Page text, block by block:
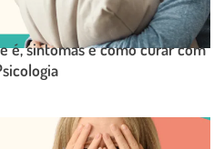
COMPLETO
é, sintomas e como curar com